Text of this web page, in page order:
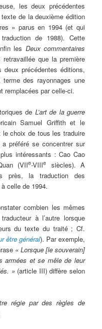
les deux précédentes
de la deuxième édition
» parus en 1994 (et qui
de 1988). Cette
les Deux commentaires
que la première
précédentes éditions,
des rayonnages une
remplacées par celle-ci.
de L’art de la guerre
Samuel Griffith et le
choix de tous les traduire
préféré se concentrer sur
intéressants : Cao Cao
(VIIe-VIIIe
siècles). A
près, la traduction des
celle de 1994.
combien les mêmes
à l’autre lorsque
du texte du traité ; Cf.
être général). Par exemple,
« Lorsque [le souverain]
armées et se mêle de leur
» (article III) diffère selon
régie par des règles de